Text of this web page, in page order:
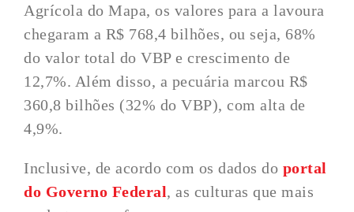
Agrícola do Mapa, os valores para a lavoura
chegaram a R$ 768,4 bilhões, ou seja, 68%
do valor total do VBP e crescimento de
12,7%. Além disso, a pecuária marcou R$
360,8 bilhões (32% do VBP), com alta de
4,9%.
Inclusive, de acordo com os dados do portal
do Governo Federal, as culturas que mais